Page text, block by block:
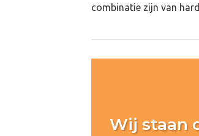
combinatie zijn van
Wij staan